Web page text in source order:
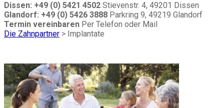
Dissen: +49 (0) 5421 4502 Stievenstr. 4, 49201 Dissen
Glandorf: +49 (0) 5426 3888 Parkring 9, 49219 Glandorf
Termin vereinbaren Per Telefon oder Mail
Die Zahnpartner > Implantate